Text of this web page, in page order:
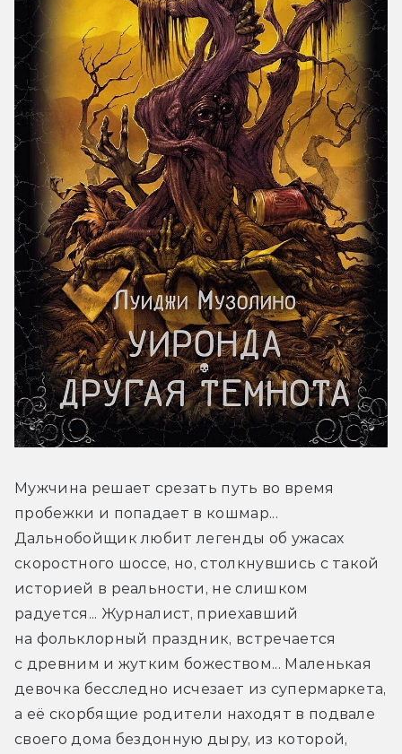
Мужчина решает срезать путь во время
пробежки и попадает в кошмар...
Дальнобойщик любит легенды об ужасах
скоростного шоссе, но, столкнувшись с такой
историей в реальности, не слишком
радуется... Журналист, приехавший
на фольклорный праздник, встречается
с древним и жутким божеством... Маленькая
девочка бесследно исчезает из супермаркета,
а её скорбящие родители находят в подвале
своего дома бездонную дыру, из которой,